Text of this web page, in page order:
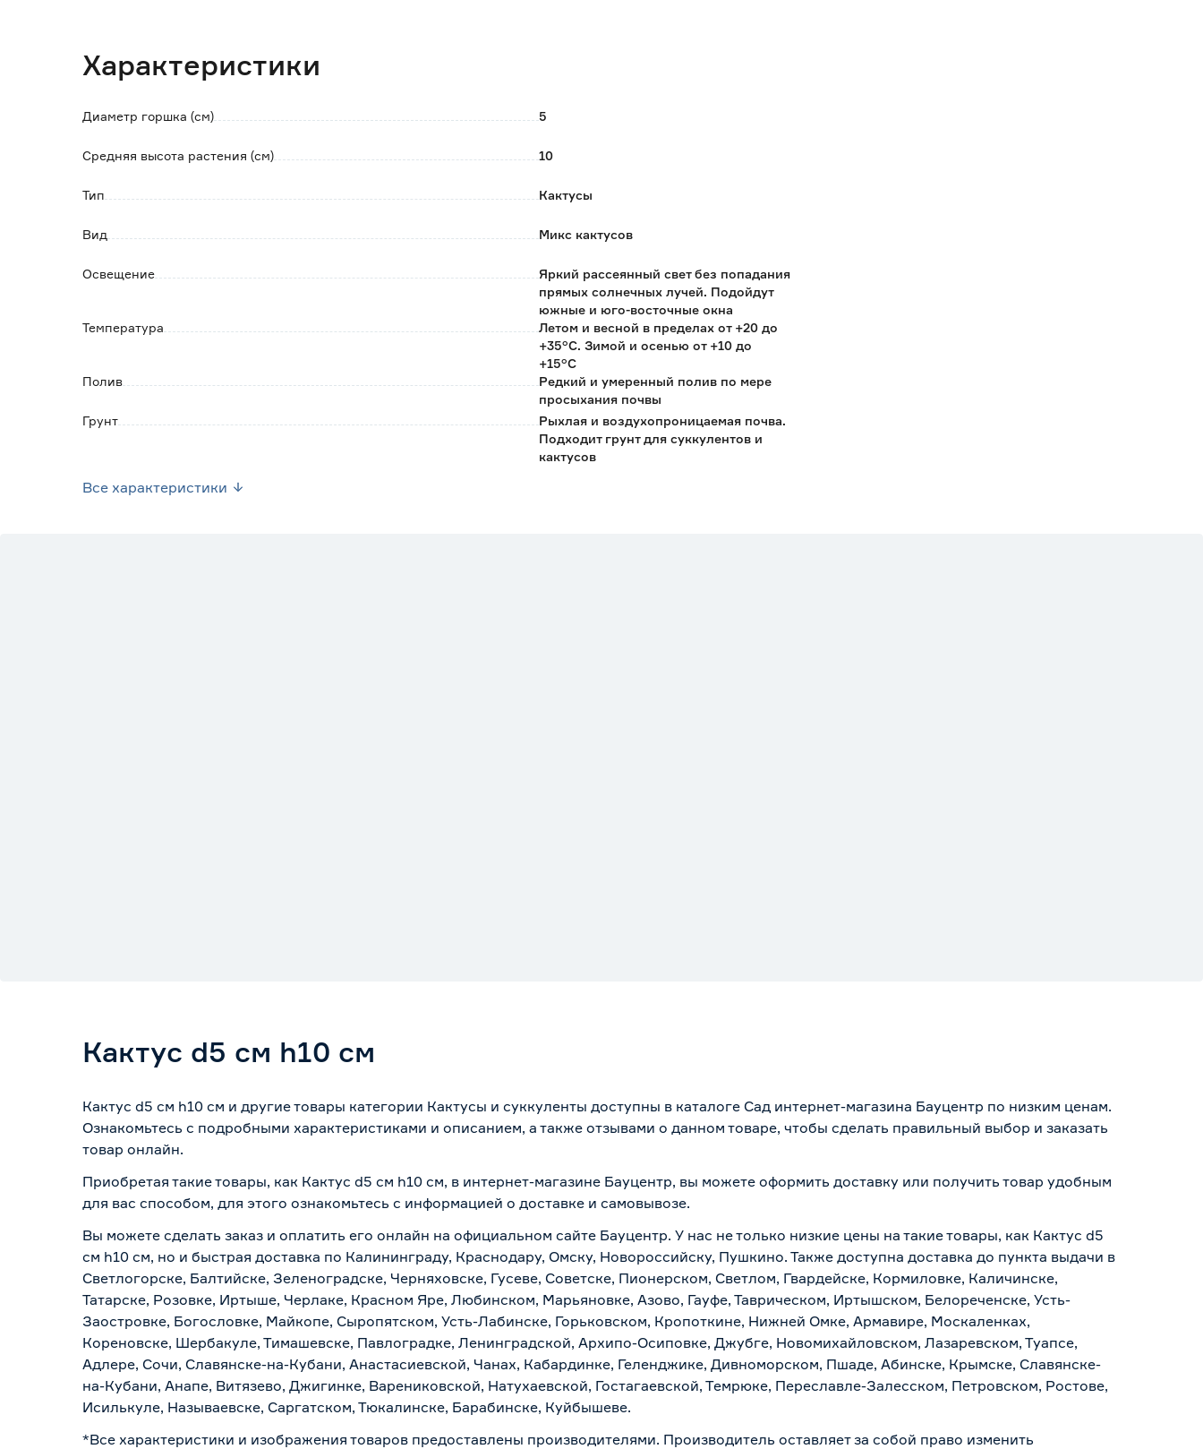
В опрыскивании и дополнительном увлажнении не нуждается.
Во время покоя все подкормки прекращают.
Товар продается в ассортименте.
Характеристики
Диаметр горшка (см) 5
Средняя высота растения (см) 10
Тип Кактусы
Вид Микс кактусов
Освещение
Яркий рассеянный свет без попадания
прямых солнечных лучей. Подойдут
южные и юго-восточные окна
Температура
Летом и весной в пределах от +20 до
+35°С. Зимой и осенью от +10 до
+15°С
Полив
Редкий и умеренный полив по мере
просыхания почвы
Грунт
Рыхлая и воздухопроницаемая почва.
Подходит грунт для суккулентов и
кактусов
Все характеристики
Кактус d5 см h10 см
Кактус d5 см h10 см и другие товары категории Кактусы и суккуленты доступны в каталоге Сад интернет-магазина Бауцентр по низким ценам.
Ознакомьтесь с подробными характеристиками и описанием, а также отзывами о данном товаре, чтобы сделать правильный выбор и заказать
товар онлайн.
Приобретая такие товары, как Кактус d5 см h10 см, в интернет-магазине Бауцентр, вы можете оформить доставку или получить товар удобным
для вас способом, для этого ознакомьтесь с информацией о доставке и самовывозе.
Вы можете сделать заказ и оплатить его онлайн на официальном сайте Бауцентр. У нас не только низкие цены на такие товары, как Кактус d5
см h10 см, но и быстрая доставка по Калининграду, Краснодару, Омску, Новороссийску, Пушкино. Также доступна доставка до пункта выдачи в
Светлогорске, Балтийске, Зеленоградске, Черняховске, Гусеве, Советске, Пионерском, Светлом, Гвардейске, Кормиловке, Каличинске,
Татарске, Розовке, Иртыше, Черлаке, Красном Яре, Любинском, Марьяновке, Азово, Гауфе, Таврическом, Иртышском, Белореченске, Усть-
Заостровке, Богословке, Майкопе, Сыропятском, Усть-Лабинске, Горьковском, Кропоткине, Нижней Омке, Армавире, Москаленках,
Кореновске, Шербакуле, Тимашевске, Павлоградке, Ленинградской, Архипо-Осиповке, Джубге, Новомихайловском, Лазаревском, Туапсе,
Адлере, Сочи, Славянске-на-Кубани, Анастасиевской, Чанах, Кабардинке, Геленджике, Дивноморском, Пшаде, Абинске, Крымске, Славянске-
на-Кубани, Анапе, Витязево, Джигинке, Варениковской, Натухаевской, Гостагаевской, Темрюке, Переславле-Залесском, Петровском, Ростове,
Исилькуле, Называевске, Саргатском, Тюкалинске, Барабинске, Куйбышеве.
*Все характеристики и изображения товаров предоставлены производителями. Производитель оставляет за собой право изменить